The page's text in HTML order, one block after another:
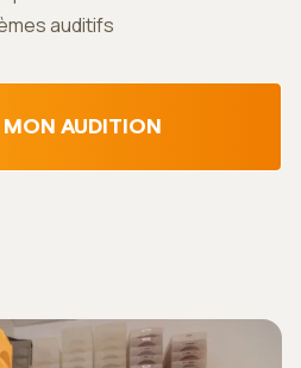
auditifs
MON AUDITION